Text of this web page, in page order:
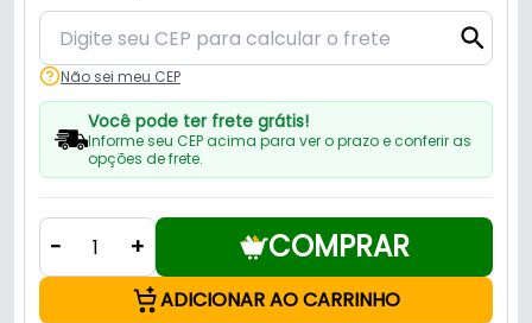
Não sei meu CEP
Você pode ter frete grátis!
Informe seu CEP acima para ver o prazo e conferir as
opções de frete.
- + COMPRAR
ADICIONAR AO CARRINHO